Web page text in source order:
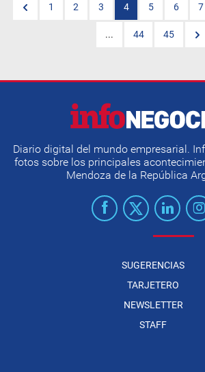
1 2 3 4 5 6 7
... 44 45
Diario digital del mundo empresarial.
fotos sobre los principales
Mendoza de la República
SUGERENCIAS
TARJETERO
NEWSLETTER
STAFF